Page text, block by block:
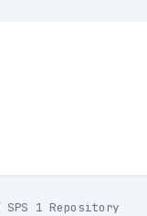
SPS 1 Repository